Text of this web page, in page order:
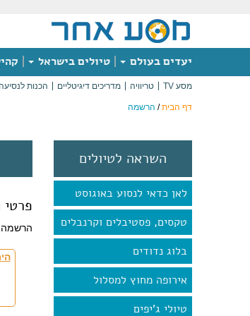
יעדים בעולם טיולים בישראל
מסע TV טריוויה מדריכים דיגיטליים הכנות
דף הבית/ הרשמה
השראה לטיולים
לאן כדאי לנסוע באוגוסט
טקסים, פסטיבלים וקרנבלים
בלוג נדודים
אירופה מחוץ למסלול
טיולי ג'יפים
הרשמה